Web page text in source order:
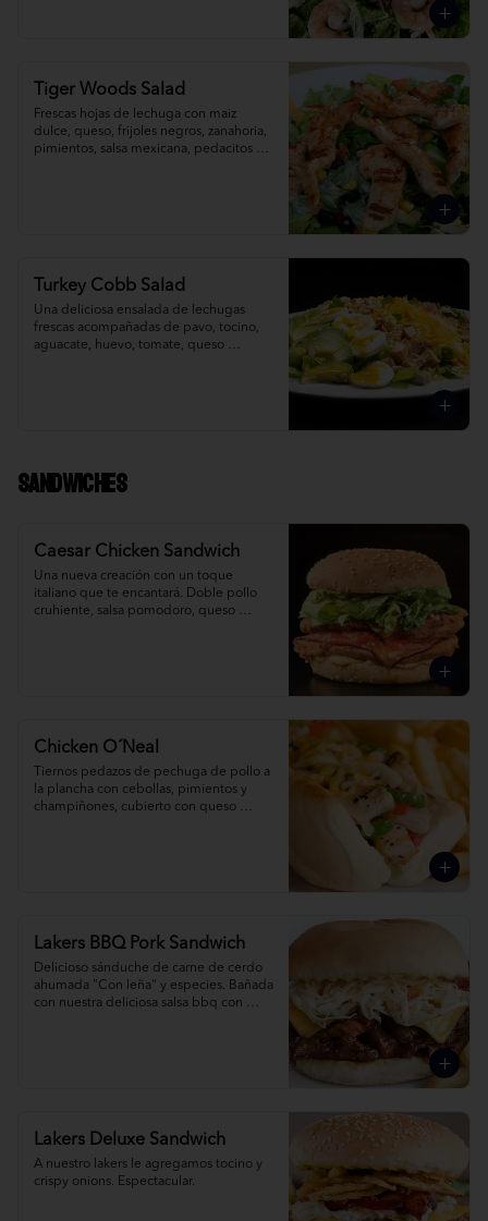
Tiger Woods Salad
Frescas hojas de lechuga con maiz
dulce, queso, frijoles negros, zanahoria,
pimientos, salsa mexicana, pedacitos de
Turkey Cobb Salad
Una deliciosa ensalada de lechugas
frescas acompañadas de pavo, tocino,
aguacate, huevo, tomate, queso
Sandwiches
Caesar Chicken Sandwich
Una nueva creación con un toque
italiano que te encantará. Doble pollo
cruhiente, salsa pomodoro, queso
Chicken O´Neal
Tiernos pedazos de pechuga de pollo a
la plancha con cebollas, pimientos y
champiñones, cubierto con queso
Lakers BBQ Pork Sandwich
Delicioso sánduche de carne de cerdo
ahumada "Con leña" y especies. Bañada
con nuestra deliciosa salsa bbq con
Lakers Deluxe Sandwich
A nuestro lakers le agregamos tocino y
crispy onions. Espectacular.